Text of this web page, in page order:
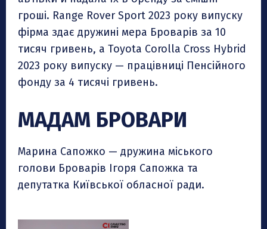
гроші. Range Rover Sport 2023 року випуску
фірма здає дружині мера Броварів за 10
тисяч гривень, а Toyota Corolla Cross Hybrid
2023 року випуску — працівниці Пенсійного
фонду за 4 тисячі гривень.
МАДАМ БРОВАРИ
Марина Сапожко — дружина міського
голови Броварів Ігоря Сапожка та
депутатка Київської обласної ради.